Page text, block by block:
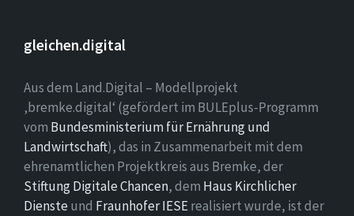
gleichen.digital
Aus dem Land.Digital – Modellprojekt
‚bremke.digital‘ (gefördert im BULEplus-Programm
vom Bundesministerium für Ernährung und
Landwirtschaft), das in Zusammenarbeit mit dem
ehrenamtlichen Projektkreis aus Bremke, der
Stiftung Digitale Chancen, dem Haus Kirchlicher
Dienste und Fraunhofer IESErealisiert wurde, ist der